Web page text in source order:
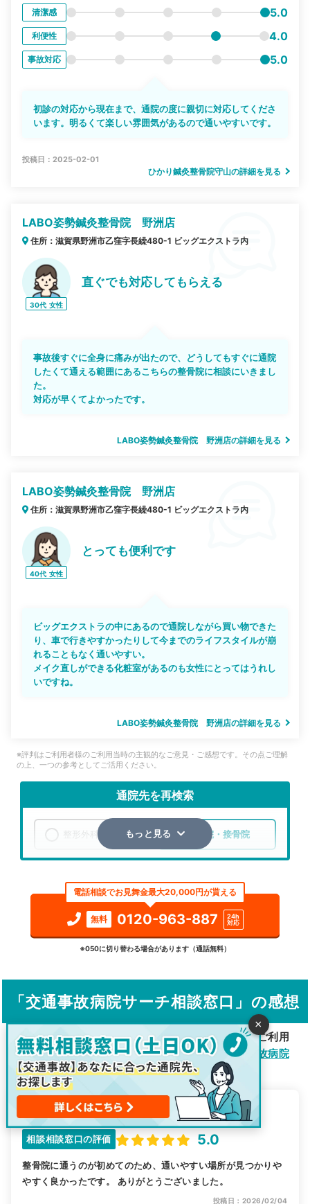
清潔感 5.0
利便性 4.0
事故対応 5.0
初診の対応から現在まで、通院の度に親切に対応してくださ
います。明るくて楽しい雰囲気があるので通いやすいです。
投稿日：2025-02-01
ひかり鍼灸整骨院守山の詳細を見る
LABO姿勢鍼灸整骨院 野洲店
住所：滋賀県野洲市乙窪字長繰480-1 ビッグエクストラ内
30代 女性
直ぐでも対応してもらえる
事故後すぐに全身に痛みが出たので、どうしてもすぐに通院
したくて通える範囲にあるこちらの整骨院に相談にいきまし
た。
対応が早くてよかったです。
LABO姿勢鍼灸整骨院 野洲店の詳細を見る
LABO姿勢鍼灸整骨院 野洲店
住所：滋賀県野洲市乙窪字長繰480-1 ビッグエクストラ内
40代 女性
とっても便利です
ビッグエクストラの中にあるので通院しながら買い物できた
り、車で行きやすかったりして今までのライフスタイルが崩
れることもなく通いやすい。
メイク直しができる化粧室があるのも女性にとってはうれし
いですね。
LABO姿勢鍼灸整骨院 野洲店の詳細を見る
※評判はご利用者様のご利用当時の主観的なご意見・ご感想です。その点ご理解
の上、一つの参考としてご活用ください。
通院先を再検索
整形外科 整骨院・接骨院
検索する
詳細条件で絞り込む
駅から探す 院名から探す
もっと見る
電話相談でお見舞金最大20,000円が貰える
無料 0120-963-887
24h
対応
※050に切り替わる場合があります（通話無料）
「交通事故病院サーチ相談窓口」の感想
交通事故の通院先探しで「交通事故病院サーチ」をご利用
いただいた方々のご感想を掲載しています。交通事故病院
サーチ相談窓口とは？
さん 電話相談
相談相談窓口の評価 5.0
整骨院に通うのが初めてのため、通いやすい場所が見つかりや
やすく良かったです。 ありがとうございました。
投稿日：2026/02/04
×